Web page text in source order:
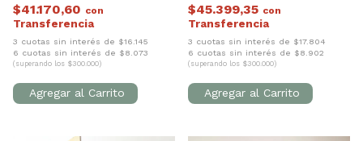
$41.170,60 con
3 cuotas sin interés de $16.145
6 cuotas sin interés de $8.073
(superando los $300.000)
$45.399,35 con
3 cuotas sin interés de $17.804
6 cuotas sin interés de $8.902
(superando los $300.000)